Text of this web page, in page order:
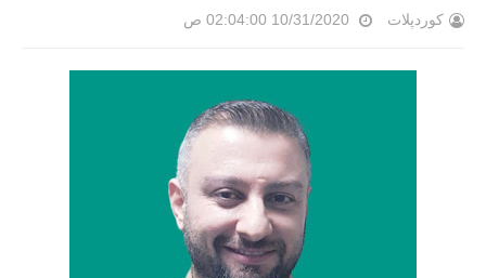
کوردپلات 10/31/2020 02:04:00 ص